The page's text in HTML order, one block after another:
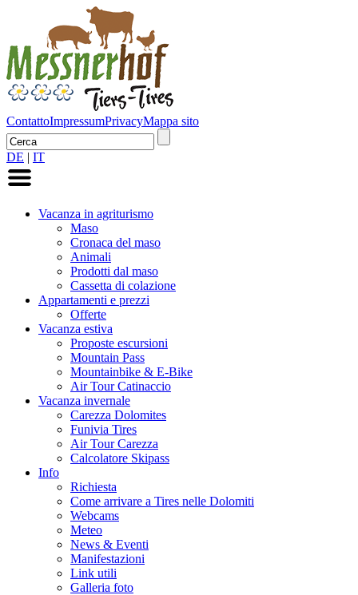
ContattoImpressumPrivacyMappa sito
DE | IT
Vacanza in agriturismo
Maso
Cronaca del maso
Animali
Prodotti dal maso
Cassetta di colazione
Appartamenti e prezzi
Offerte
Vacanza estiva
Proposte escursioni
Mountain Pass
Mountainbike & E-Bike
Air Tour Catinaccio
Vacanza invernale
Carezza Dolomites
Funivia Tires
Air Tour Carezza
Calcolatore Skipass
Info
Richiesta
Come arrivare a Tires nelle Dolomiti
Webcams
Meteo
News & Eventi
Manifestazioni
Link utili
Galleria foto